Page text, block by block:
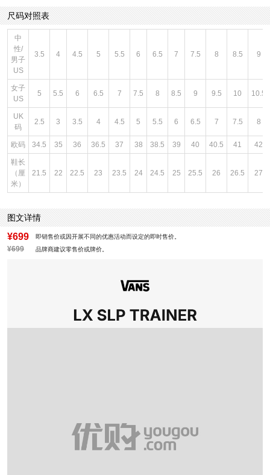
尺码对照表
中
性/
男子
US
3.5 4 4.5 5 5.5 6 6.5 7 7.5 8 8.5 9
女子
US
5 5.5 6 6.5 7 7.5 8 8.5 9 9.5 10 10.5
UK
码
2.5 3 3.5 4 4.5 5 5.5 6 6.5 7 7.5 8
欧码 34.5 35 36 36.5 37 38 38.5 39 40 40.5 41 42
鞋长
（厘
米）
21.5 22 22.5 23 23.5 24 24.5 25 25.5 26 26.5 27
图文详情
¥699 即销售价或因开展不同的优惠活动而设定的即时售价。
¥699 品牌商建议零售价或牌价。